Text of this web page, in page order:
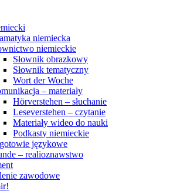
niemiecka
niemieckie
Słownik obrazkowy
Słownik tematyczny
Wort der Woche
– materiały
Hörverstehen – słuchanie
Leseverstehen – czytanie
Materiały wideo do nauki
Podkasty niemieckie
językowe
– realioznawstwo
zawodowe